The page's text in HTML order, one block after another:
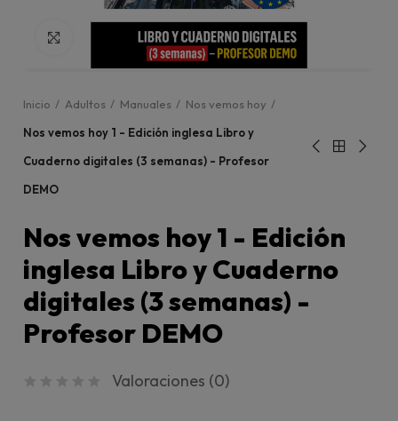
Click para agrandar
Inicio Adultos Manuales
Nos vemos hoy
Nos vemos hoy 1 - Edición inglesa Libro y
Cuaderno digitales (3 semanas) - Profesor
DEMO
Nos vemos hoy 1 - Edición
inglesa Libro y Cuaderno
digitales (3 semanas) -
Profesor DEMO
Valoraciones (0)